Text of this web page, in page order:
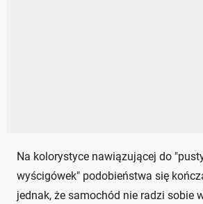
Na kolorystyce nawiązującej do
wyścigówek" podobieństwa się
jednak, że samochód nie radzi sobie